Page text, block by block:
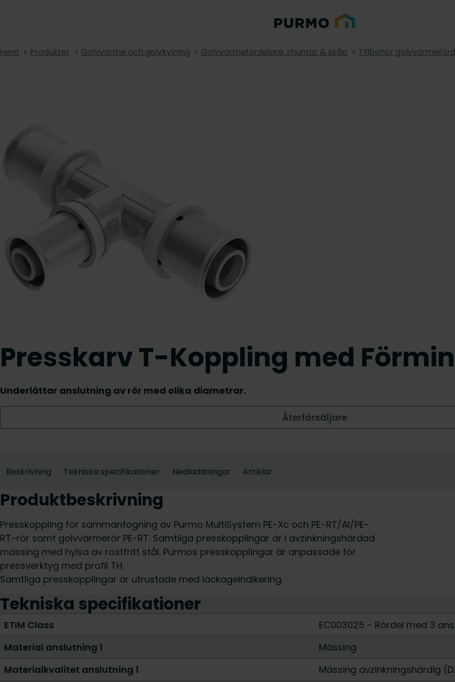
Hem Produkter Golvvärme och golvkylning Golvvärmefördelare, shuntar & skåp Tillbehör
Presskarv T-Koppling med
Underlättar anslutning av rör med olika diametrar.
Återförsäljare
Beskrivning Tekniska specifikationer Nedladdningar Artiklar
Produktbeskrivning
Presskoppling för sammanfogning av Purmo MultiSystem PE-Xc och PE-RT/Al/PE-
RT-rör samt golvvärmerör PE-RT. Samtliga presskopplingar är i avzinkningshärdad
mässing med hylsa av rostfritt stål. Purmos presskopplingar är anpassade för
pressverktyg med profil TH.
Samtliga presskopplingar är utrustade med läckageindikering.
Tekniska specifikationer
ETIM Class
EC003025 - Rördel med 3
Material anslutning 1
Mässing
Materialkvalitet anslutning 1
Mässing avzinkningshärdig